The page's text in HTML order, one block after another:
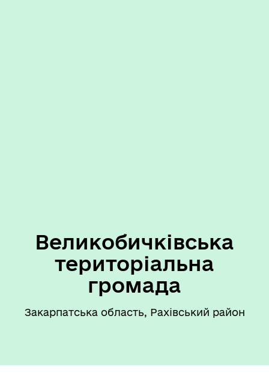
Великобичківська
територіальна
громада
Закарпатська область, Рахівський район